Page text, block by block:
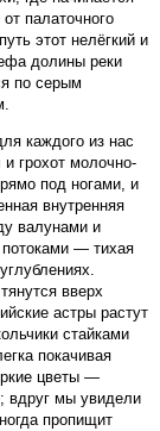
палаточного
этот нелёгкий и
долины реки
по серым
каждого из нас
грохот молочно-
под ногами, и
внутренняя
валунами и
— тихая
вверх
астры растут
стайками
покачивая
цветы —
вдруг мы увидели
пропищит